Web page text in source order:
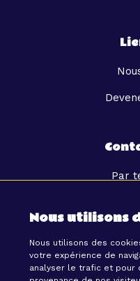
Nous utilisons
Nous utilisons des
votre expérience de
analyser le trafic et pour
Par
Ou